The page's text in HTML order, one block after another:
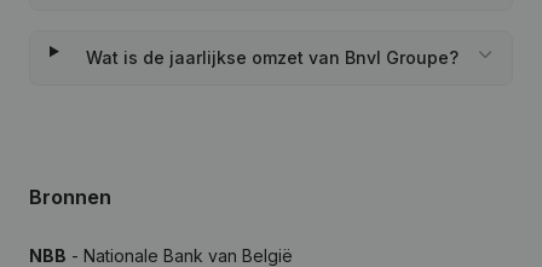
Wat is de jaarlijkse omzet van Bnvl Groupe?
Bronnen
NBB - Nationale Bank van België